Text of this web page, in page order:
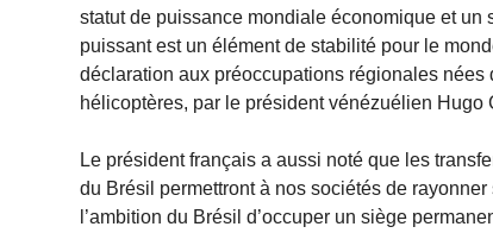
statut de puissance mondiale économique et un
puissant est un élément de stabilité pour le
déclaration aux préoccupations régionales nées
hélicoptères, par le président vénézuélien Hugo
Le président français a aussi noté que les
du Brésil permettront à nos sociétés de
l’ambition du Brésil d’occuper un siège